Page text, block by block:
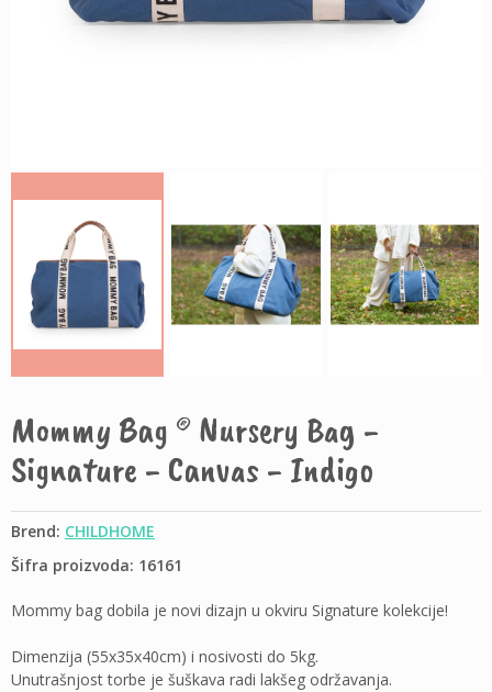
Mommy Bag ® Nursery Bag -
Signature - Canvas - Indigo
Brend: CHILDHOME
Šifra proizvoda: 16161
Mommy bag dobila je novi dizajn u okviru Signature kolekcije!
Dimenzija (55x35x40cm) i nosivosti do 5kg.
Unutrašnjost torbe je šuškava radi lakšeg održavanja.